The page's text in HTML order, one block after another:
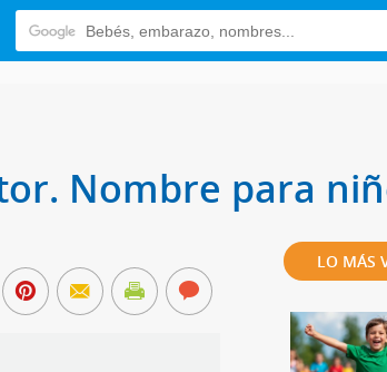
Nombre para
LO MÁS